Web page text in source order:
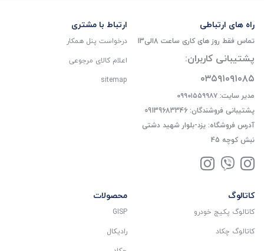
راه های ارتباطی
تماس فقط روز های کاری ساعت 8الی13
پشتیبانی کاربران:
۰۳۵۹۱۰۹۱۰۸۵
مدیر سایت: ۰۹۹۰۱۵۵۹۹۸۷
پشتیبانی فروشندگان: 09139683346
آدرس فروشگاه: یزد-بلوار شهید دشتی
نبش کوچه 45
ارتباط با مشتری
درخواست پنل همکار
اعلام کالای مرجوعی
sitemap
کاتالوگ
کاتالوگ پکیج خودرو
کاتالوگ چکاد
محصولات
GISP
رادیکال